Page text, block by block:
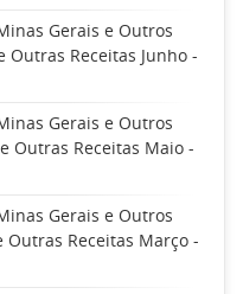
Gerais e Outros
Outras Receitas Junho -
Gerais e Outros
Outras Receitas Maio -
Gerais e Outros
Outras Receitas Março -